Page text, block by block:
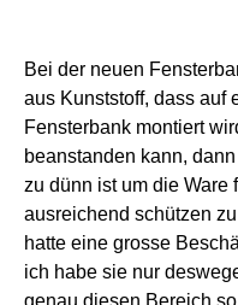
Bei der neuen
aus Kunststoff, dass auf
Fensterbank montiert
beanstanden kann,
zu dünn ist um die Ware
ausreichend schützen
hatte eine grosse
ich habe sie nur
genau diesen Bereich